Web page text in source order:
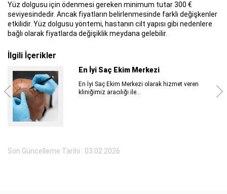
Yüz dolgusu için ödenmesi gereken minimum tutar 300 €
seviyesindedir. Ancak fiyatların belirlenmesinde farklı değişkenler
etkilidir. Yüz dolgusu yöntemi, hastanın cilt yapısı gibi nedenlere
bağlı olarak fiyatlarda değişiklik meydana gelebilir.
İlgili İçerikler
En İyi Saç Ekim Merkezi
En İyi Saç Ekim Merkezi olarak hizmet veren
kliniğimiz aracılığı ile...
Son Güncelleme Tarihi : 03.02.2026